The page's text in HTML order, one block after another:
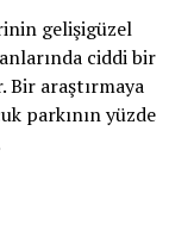
hakkında
kaldı
hükme bağlandı.
gelişigüzel
ciddi bir
Bir araştırmaya
parkının yüzde